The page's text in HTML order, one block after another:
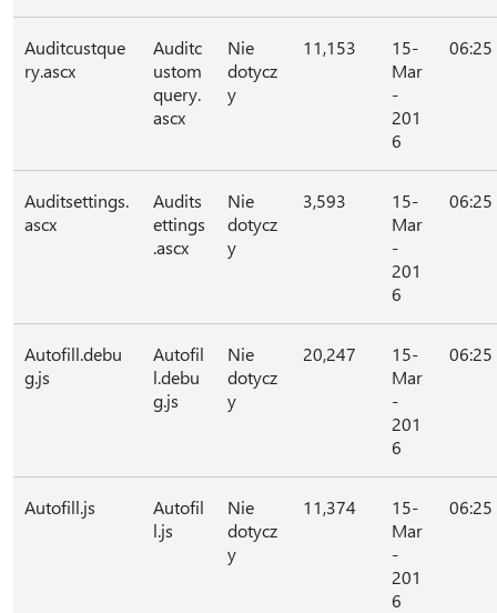
Auditcustque
ry.ascx
Auditc
ustom
query.
ascx
Nie
dotycz
y
11,153
15-
Mar
-
201
6
06:25
Auditsettings.
ascx
Audits
ettings
.ascx
Nie
dotycz
y
3,593
15-
Mar
-
201
6
06:25
Autofill.debu
g.js
Autofil
l.debu
g.js
Nie
dotycz
y
20,247
15-
Mar
-
201
6
06:25
Autofill.js
Autofil
l.js
Nie
dotycz
y
11,374
15-
Mar
-
201
6
06:25